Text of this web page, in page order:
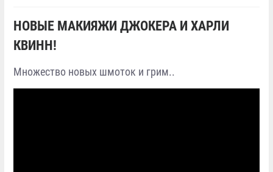
НОВЫЕ МАКИЯЖИ ДЖОКЕРА И ХАРЛИ
КВИНН!
Множество новых шмоток и грим..